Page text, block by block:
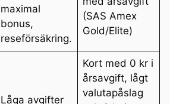
maximal
bonus,
reseförsäkring.
(SAS Amex
Gold/Elite)
Låga avgifter
Kort med 0 kr i
årsavgift, lågt
valutapåslag